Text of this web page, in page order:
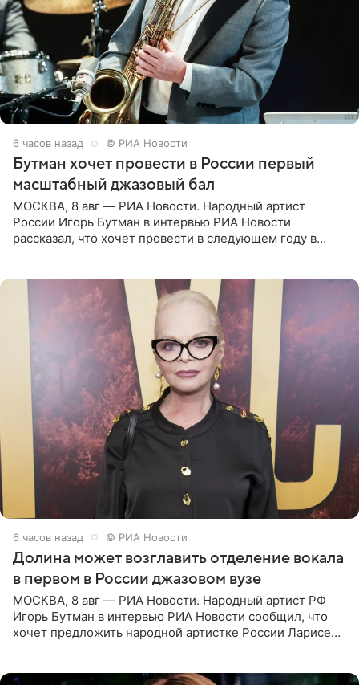
6 часов назад © РИА Новости
Бутман хочет провести в России первый
масштабный джазовый бал
МОСКВА, 8 авг — РИА Новости. Народный артист
России Игорь Бутман в интервью РИА Новости
рассказал, что хочет провести в следующем году в
6 часов назад © РИА Новости
Долина может возглавить отделение вокала
в первом в России джазовом вузе
МОСКВА, 8 авг — РИА Новости. Народный артист РФ
Игорь Бутман в интервью РИА Новости сообщил, что
хочет предложить народной артистке России Ларисе